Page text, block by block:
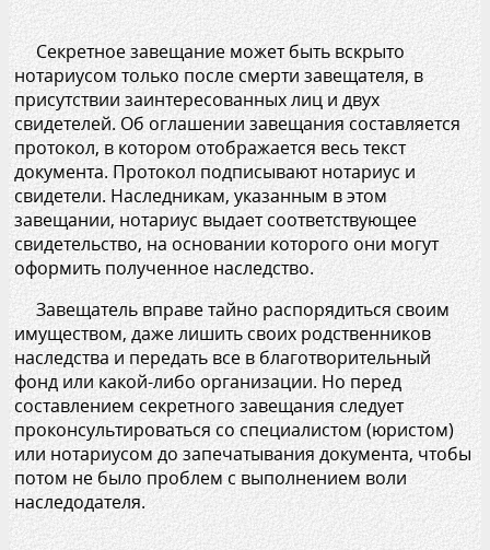
Секретное завещание может быть вскрыто
нотариусом только после смерти завещателя, в
присутствии заинтересованных лиц и двух
свидетелей. Об оглашении завещания составляется
протокол, в котором отображается весь текст
документа. Протокол подписывают нотариус и
свидетели. Наследникам, указанным в этом
завещании, нотариус выдает соответствующее
свидетельство, на основании которого они могут
оформить полученное наследство.
Завещатель вправе тайно распорядиться своим
имуществом, даже лишить своих родственников
наследства и передать все в благотворительный
фонд или какой-либо организации. Но перед
составлением секретного завещания следует
проконсультироваться со специалистом (юристом)
или нотариусом до запечатывания документа, чтобы
потом не было проблем с выполнением воли
наследодателя.